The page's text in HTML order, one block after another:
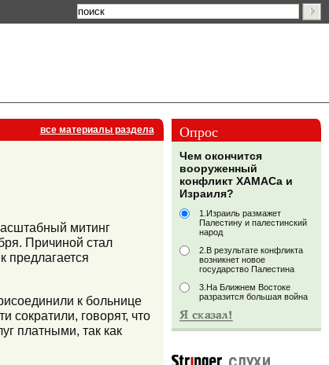
все материалы раздела
митинг
Причиной стал
предлагается
к больнице
сократили, говорят, что
платными, так как
Опрос
Чем окончится
вооруженный
конфликт ХАМАСа и
Израиля?
1.Израиль размажет
Палестину и палестинский
народ
2.В результате конфликта
возникнет новое
государство Палестина
3.На Ближнем Востоке
разразится большая война